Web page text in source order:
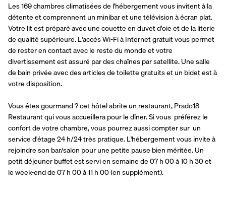
Les 169 chambres climatisées de l'hébergement vous invitent à la
détente et comprennent un minibar et une télévision à écran plat.
Votre lit est préparé avec une couette en duvet d'oie et de la literie
de qualité supérieure. L'accès Wi-Fi à Internet gratuit vous permet
de rester en contact avec le reste du monde et votre
divertissement est assuré par des chaînes par satellite. Une salle
de bain privée avec des articles de toilette gratuits et un bidet est à
votre disposition.
Vous êtes gourmand ? cet hôtel abrite un restaurant, Prado18
Restaurant qui vous accueillera pour le dîner. Si vous  préférez le
confort de votre chambre, vous pourrez aussi compter sur  un
service d'étage 24 h/24 très pratique. L'hébergement vous invite à
rejoindre son bar/salon pour une petite pause bien méritée. Un
petit déjeuner buffet est servi en semaine de 07 h 00 à 10 h 30 et
le week-end de 07 h 00 à 11 h 00 (en supplément).